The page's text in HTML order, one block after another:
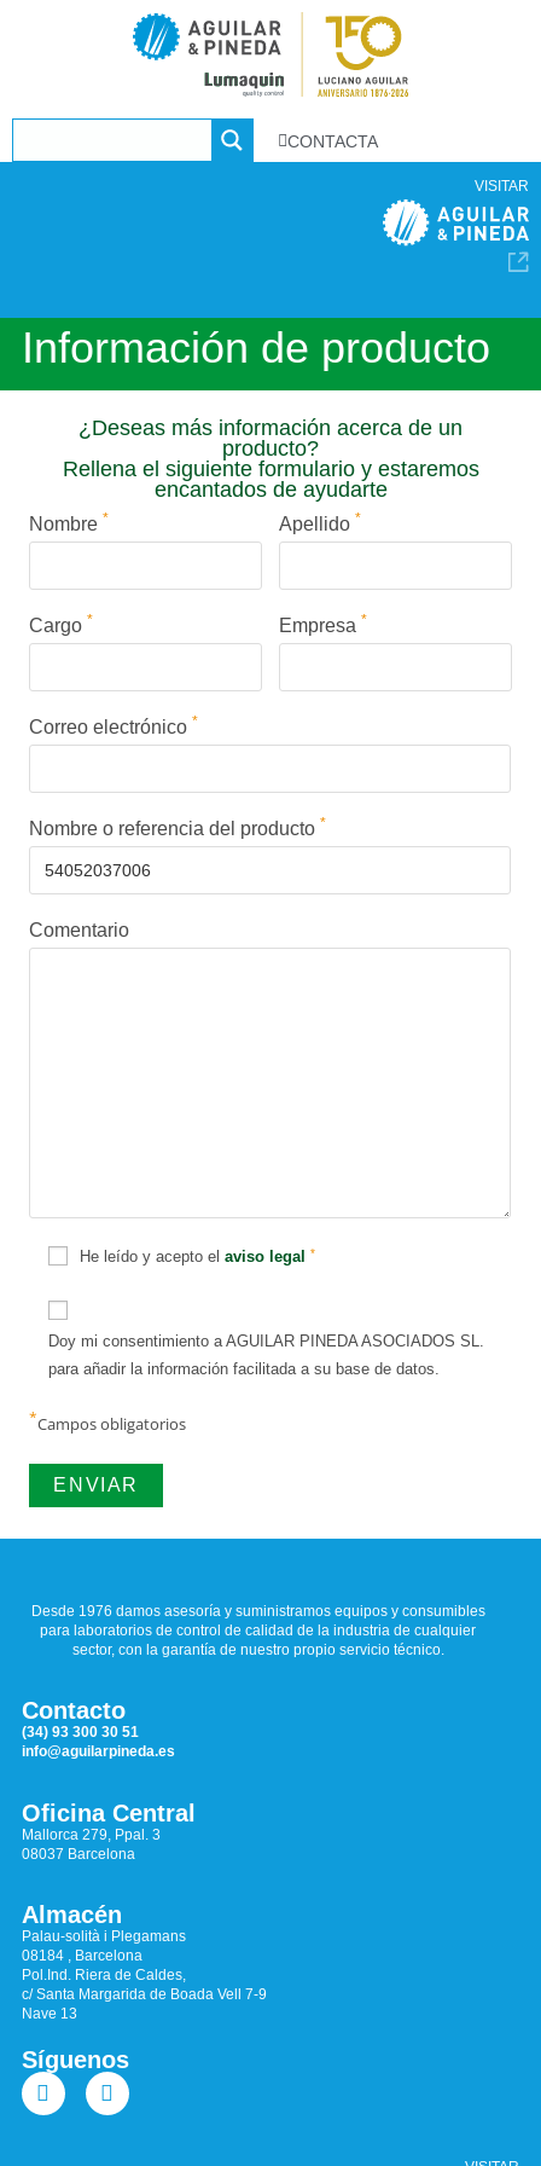
CONTACTA
VISITAR
Información de producto
¿Deseas más información acerca de un
producto?
Rellena el siguiente formulario y estaremos
encantados de ayudarte
Nombre * Apellido *
Cargo * Empresa *
Correo electrónico *
Nombre o referencia del producto *
Comentario
He leído y acepto elaviso legal *
Doy mi consentimiento a AGUILAR PINEDA ASOCIADOS SL.
para añadir la información facilitada a su base de datos.
*Campos obligatorios
Desde 1976 damos asesoría y suministramos equipos y consumibles
para laboratorios de control de calidad de la industria de cualquier
sector, con la garantía de nuestro propio servicio técnico.
Contacto
(34) 93 300 30 51
info@aguilarpineda.es
Oficina Central
Mallorca 279, Ppal. 3
08037 Barcelona
Almacén
Palau-solità i Plegamans
08184 , Barcelona
Pol.Ind. Riera de Caldes,
c/ Santa Margarida de Boada Vell 7-9
Nave 13
Síguenos